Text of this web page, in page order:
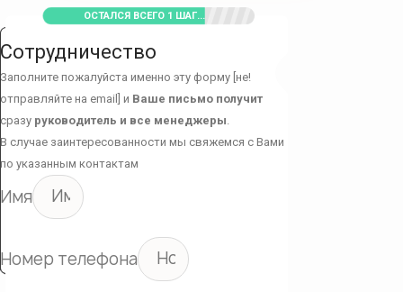
ОСТАЛСЯ ВСЕГО 1 ШАГ...
Сотрудничество
Заполните пожалуйста именно эту форму [не!
отправляйте на email] и Ваше письмо получит
сразу руководитель и все менеджеры
В случае заинтересованности мы свяжемся с Вами
по указанным контактам
Имя
Номер телефона